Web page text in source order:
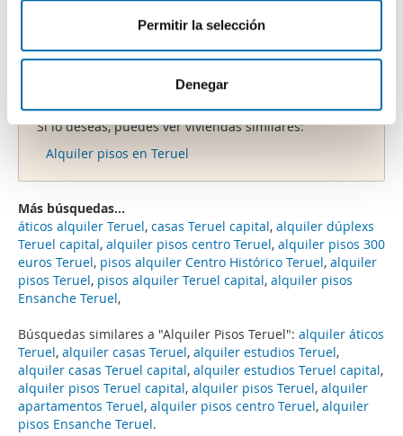
sociales y analizar el tráfico. Además, compartimos
nuestros partners de redes sociales, publicidad y análisis
web, quienes pueden combinarla con otra información
que les haya proporcionado o que hayan recopilado a
partir del uso que haya hecho de sus servicios.
n
Permitir la selección
Denegar
Búsquedas similares a "Alquiler Pisos Teruel": alquiler áticos
Teruel, alquiler casas Teruel, alquiler estudios Teruel,
alquiler casas Teruel capital, alquiler estudios Teruel capital,
alquiler pisos Teruel capital, alquiler pisos Teruel, alquiler
apartamentos Teruel, alquiler pisos centro Teruel, alquiler
pisos Ensanche Teruel.
, no disponemos de más anuncios
que encajen exactamente con tus criterios.
Si lo deseas, puedes ver viviendas similares:
Alquiler pisos en Teruel
Más búsquedas...
áticos alquiler Teruel, casas Teruel capital, alquiler dúplexs
Teruel capital, alquiler pisos centro Teruel, alquiler pisos 300
euros Teruel, pisos alquiler Centro Histórico Teruel, alquiler
pisos Teruel, pisos alquiler Teruel capital, alquiler pisos
Ensanche Teruel,